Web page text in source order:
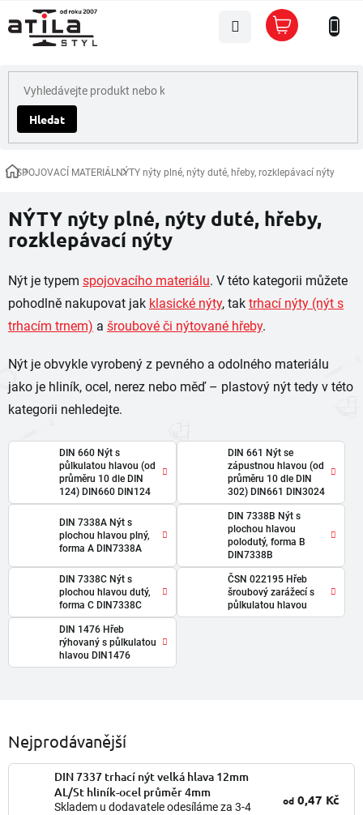
na
obsah
Hledat
Nákupní
košík
DomůSPOJOVACÍ MATERIÁLNÝTY nýty plné, nýty duté, hřeby, rozklepávací nýty
NÝTY nýty plné, nýty duté, hřeby,
rozklepávací nýty
Nýt je typem spojovacího materiálu. V této kategorii můžete
pohodlně nakupovat jak klasické nýty, tak trhací nýty (nýt s
trhacím trnem) a šroubové či nýtované hřeby.
Nýt je obvykle vyrobený z pevného a odolného materiálu
jako je hliník, ocel, nerez nebo měď – plastový nýt tedy v této
kategorii nehledejte.
DIN 660 Nýt s
půlkulatou hlavou (od
průměru 10 dle DIN
124) DIN660 DIN124
DIN 661 Nýt se
zápustnou hlavou (od
průměru 10 dle DIN
302) DIN661 DIN3024
DIN 7338A Nýt s
plochou hlavou plný,
forma A DIN7338A
DIN 7338B Nýt s
plochou hlavou
polodutý, forma B
DIN7338B
DIN 7338C Nýt s
plochou hlavou dutý,
forma C DIN7338C
ČSN 022195 Hřeb
šroubový zarážecí s
půlkulatou hlavou
DIN 1476 Hřeb
rýhovaný s půlkulatou
hlavou DIN1476
Nejprodávanější
DIN 7337 trhací nýt velká hlava 12mm
AL/St hliník-ocel průměr 4mm
Skladem u dodavatele odesíláme za 3-4
od 0,47 Kč